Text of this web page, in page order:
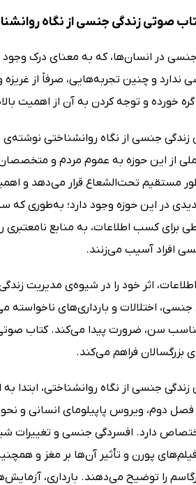
صوتی زندگی جنسی از نگاه
جنسی در انسان‌ها، که به معنای درک
ندارد و چنین تجربه‌هایی، صرفاً از
خورده و توجه کردن به آن از اهمیت
جنسی از نگاه روانشناختی
از این حوزه به عموم مردم و
طور مستقیم تحت‌الشعاع قرار می‌دهد و
در این حوزه وجود دارد؛ به‌طوری که
برای کسب اطلاعات، به منابع نامعتبری
افراد آسیب می‌زنند.
اثر خود را در شیوه‌ی مدیریت
جنسی، اختلالات و بارداری‌های
سن، ضرورت پیدا می‌کند. کتاب صوتی
بزرگسالان فراهم می‌کند.
جنسی از نگاه روانشناختی،
دوم، ویروس پاپیلومای انسانی و
دارد. افسردگی جنسی و تغییرات
پورن و تأثیر آن‌ها بر مغز و
را توضیح می‌دهند. بارداری،